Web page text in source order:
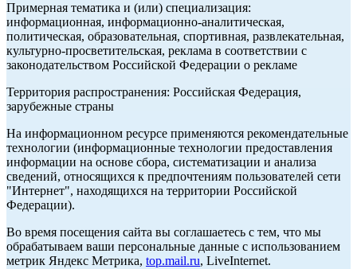
Примерная тематика и (или) специализация:
информационная, информационно-аналитическая,
политическая, образовательная, спортивная, развлекательная,
культурно-просветительская, реклама в соответствии с
законодательством Российской Федерации о рекламе
Территория распространения: Российская Федерация,
зарубежные страны
На информационном ресурсе применяются рекомендательные
технологии (информационные технологии предоставления
информации на основе сбора, систематизации и анализа
сведений, относящихся к предпочтениям пользователей сети
"Интернет", находящихся на территории Российской
Федерации).
Во время посещения сайта вы соглашаетесь с тем, что мы
обрабатываем ваши персональные данные с использованием
метрик Яндекс Метрика, top.mail.ru, LiveInternet.